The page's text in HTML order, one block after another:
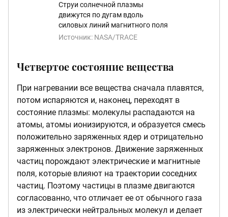
Струи солнечной плазмы
движутся по дугам вдоль
силовых линий магнитного поля
Источник: NASA/TRACE
Четвертое состояние вещества
При нагревании все вещества сначала плавятся,
потом испаряются и, наконец, переходят в
состояние плазмы: молекулы распадаются на
атомы, атомы ионизируются, и образуется смесь
положительно заряженных ядер и отрицательно
заряженных электронов. Движение заряженных
частиц порождают электрические и магнитные
поля, которые влияют на траектории соседних
частиц. Поэтому частицы в плазме двигаются
согласованно, что отличает ее от обычного газа
из электрически нейтральных молекул и делает